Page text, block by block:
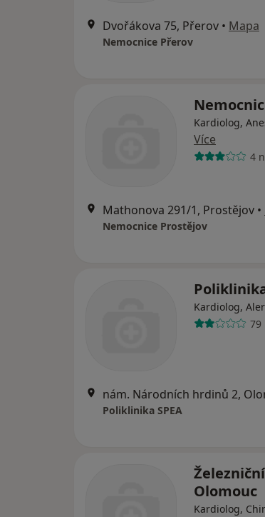
Dvořákova 75, Přerov • Mapa
Nemocnice Přerov
Kardiolog,
Více
4
Mathonova 291/1, Prostějov •
Nemocnice Prostějov
Kardiolog,
79
nám. Národních hrdinů 2,
Poliklinika SPEA
Olomouc
Kardiolog,